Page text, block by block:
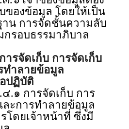
องข้อมูล โดยให้เป็น
น การจัดชั้นความลับ
รอบธรรมาภิบาล
ารจัดเก็บ การจัดเก็บ
ทำลายข้อมูล
ปฏิบัติ
รจัดเก็บ การ
ละการทำลายข้อมูล
โดยเจ้าหน้าที่ ซึ่งมี